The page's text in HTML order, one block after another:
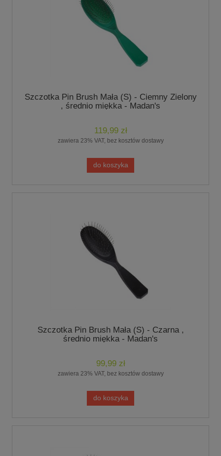
Szczotka Pin Brush Mała (S) - Ciemny Zielony
, średnio miękka - Madan's
119,99 zł
zawiera 23% VAT, bez kosztów dostawy
do koszyka
Szczotka Pin Brush Mała (S) - Czarna ,
średnio miękka - Madan's
99,99 zł
zawiera 23% VAT, bez kosztów dostawy
do koszyka